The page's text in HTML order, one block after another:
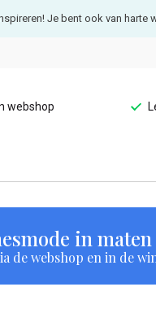
Je bent ook van
webshop
in
de webshop en in de